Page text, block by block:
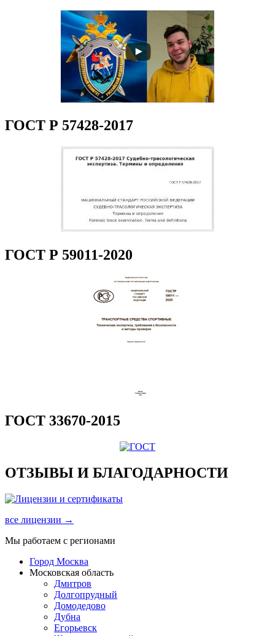
ГОСТ Р 57428-2017
ГОСТ Р 59011-2020
ГОСТ 33670-2015
ОТЗЫВЫ И БЛАГОДАРНОСТИ
все лицензии →
Мы работаем с регионами
Город Москва
Московская область
Дмитров
Долгопрудный
Домодедово
Дубна
Егорьевск